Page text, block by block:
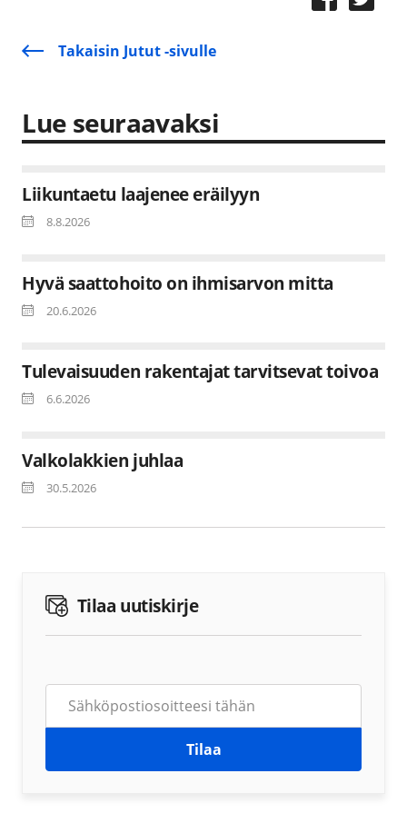
Takaisin Jutut -sivulle
Lue seuraavaksi
Liikuntaetu laajenee eräilyyn
8.8.2026
Hyvä saattohoito on ihmisarvon mitta
20.6.2026
Tulevaisuuden rakentajat tarvitsevat toivoa
6.6.2026
Valkolakkien juhlaa
30.5.2026
Tilaa uutiskirje
Tilaa